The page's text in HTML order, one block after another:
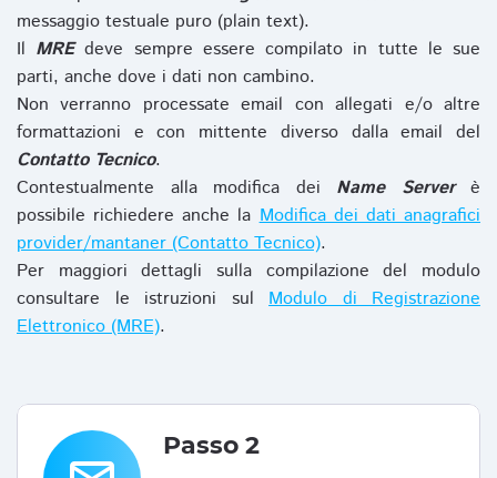
messaggio testuale puro (plain text).
Il MREdeve sempre essere compilato in tutte le sue
parti, anche dove i dati non cambino.
Non verranno processate email con allegati e/o altre
formattazioni e con mittente diverso dalla email del
Contatto Tecnico.
Contestualmente alla modifica dei Name Serverè
possibile richiedere anche laModifica dei dati anagrafici
provider/mantaner (Contatto Tecnico).
Per maggiori dettagli sulla compilazione del modulo
consultare le istruzioni sul Modulo di Registrazione
Elettronico (MRE).
Passo 2